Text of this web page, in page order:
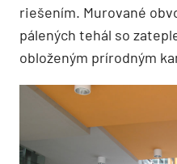
riešením. Murované
pálených tehál so
obloženým prírodným